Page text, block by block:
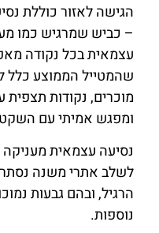
הגישה לאזור כוללת
– כביש שמרגיש כמו
עצמאית בכל נקודה
שהמטייל הממוצע כלל
מוכרים, נקודות
ומפגש אמיתי עם
נסיעה עצמאית
לשלב אתרי משנה
הרגיל, ובהם גבעות
נוספות.